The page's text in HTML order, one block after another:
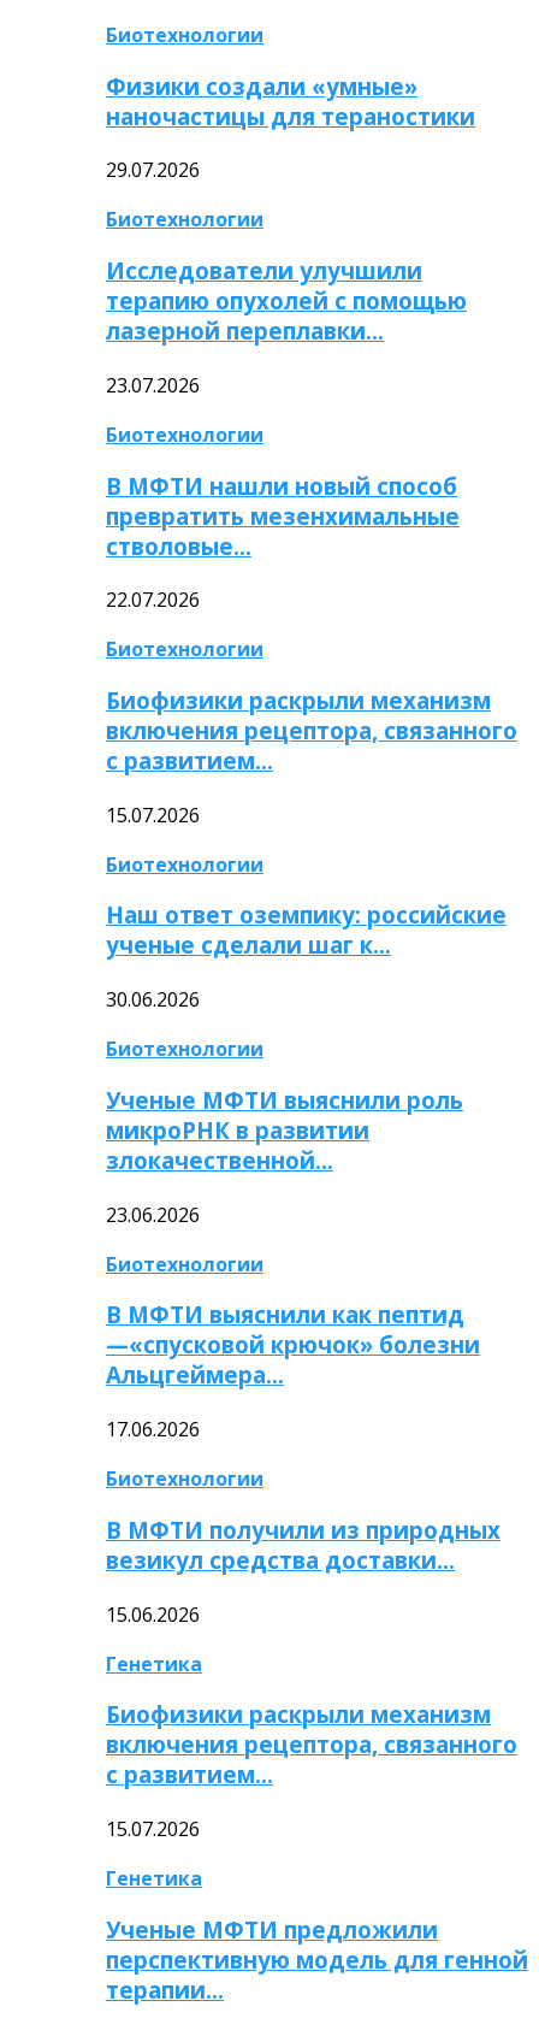
Биотехнологии
Физики создали «умные»
наночастицы для тераностики
29.07.2026
Биотехнологии
Исследователи улучшили
терапию опухолей с помощью
лазерной переплавки…
23.07.2026
Биотехнологии
В МФТИ нашли новый способ
превратить мезенхимальные
стволовые…
22.07.2026
Биотехнологии
Биофизики раскрыли механизм
включения рецептора, связанного
с развитием…
15.07.2026
Биотехнологии
Наш ответ оземпику: российские
ученые сделали шаг к…
30.06.2026
Биотехнологии
Ученые МФТИ выяснили роль
микроРНК в развитии
злокачественной…
23.06.2026
Биотехнологии
В МФТИ выяснили как пептид
—«спусковой крючок» болезни
Альцгеймера…
17.06.2026
Биотехнологии
В МФТИ получили из природных
везикул средства доставки…
15.06.2026
Генетика
Биофизики раскрыли механизм
включения рецептора, связанного
с развитием…
15.07.2026
Генетика
Ученые МФТИ предложили
перспективную модель для генной
терапии…